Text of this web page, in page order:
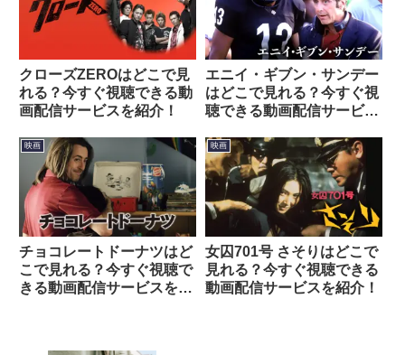
クローズZEROはどこで見
れる？今すぐ視聴できる動
画配信サービスを紹介！
エニイ・ギブン・サンデー
はどこで見れる？今すぐ視
聴できる動画配信サービス
映画
チョコレートドーナツはど
こで見れる？今すぐ視聴で
きる動画配信サービスを紹
映画
女囚701号 さそりはどこで
見れる？今すぐ視聴できる
動画配信サービスを紹介！